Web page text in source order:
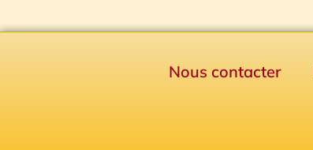
Nous contacter